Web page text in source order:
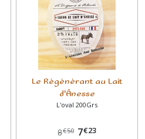
Le Régénérant au Lait
d'Ânesse
L'oval 200Grs
8€50 7€23